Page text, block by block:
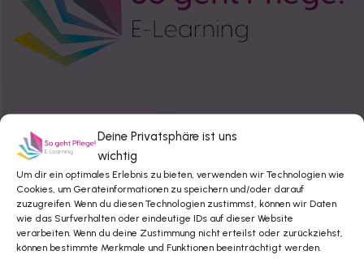
Deine Privatsphäre ist uns
wichtig
Um dir ein optimales Erlebnis zu bieten, verwenden wir Technologien wie
Cookies, um Geräteinformationen zu speichern und/oder darauf
zuzugreifen. Wenn du diesen Technologien zustimmst, können wir Daten
wie das Surfverhalten oder eindeutige IDs auf dieser Website
verarbeiten. Wenn du deine Zustimmung nicht erteilst oder zurückziehst,
können bestimmte Merkmale und Funktionen beeinträchtigt werden.
Angebote & Informationen